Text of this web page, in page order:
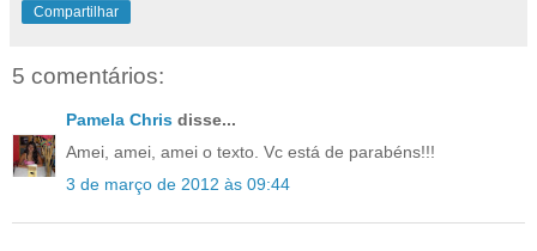
Compartilhar
5 comentários:
Pamela Chris disse...
Amei, amei, amei o texto. Vc está de parabéns!!!
3 de março de 2012 às 09:44